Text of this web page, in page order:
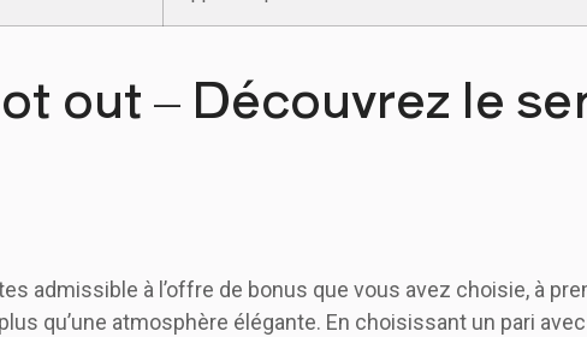
out – Découvrez le
admissible à l’offre de bonus que vous avez choisie, à
qu’une atmosphère élégante. En choisissant un pari